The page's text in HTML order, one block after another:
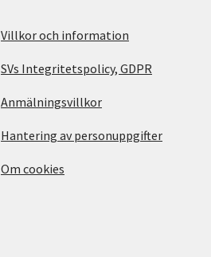
Villkor och information
SVs Integritetspolicy, GDPR
Anmälningsvillkor
Hantering av personuppgifter
Om cookies